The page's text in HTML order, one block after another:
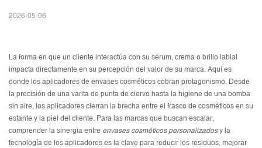
2026-05-06
La forma en que un cliente interactúa con su sérum, crema o brillo labial
impacta directamente en su percepción del valor de su marca. Aquí es
donde los aplicadores de envases cosméticos cobran protagonismo. Desde
la precisión de una varita de punta de ciervo hasta la higiene de una bomba
sin aire, los aplicadores cierran la brecha entre el frasco de cosméticos en su
estante y la piel del cliente. Para las marcas que buscan escalar,
comprender la sinergia entre envases cosméticos personalizadosy la
tecnología de los aplicadores es la clave para reducir los residuos, mejorar